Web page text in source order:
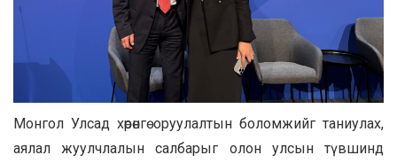
Монгол Улсад хөрөнгө оруулалтын боломжийг таниулах,
аялал жуулчлалын салбарыг олон улсын түвшинд